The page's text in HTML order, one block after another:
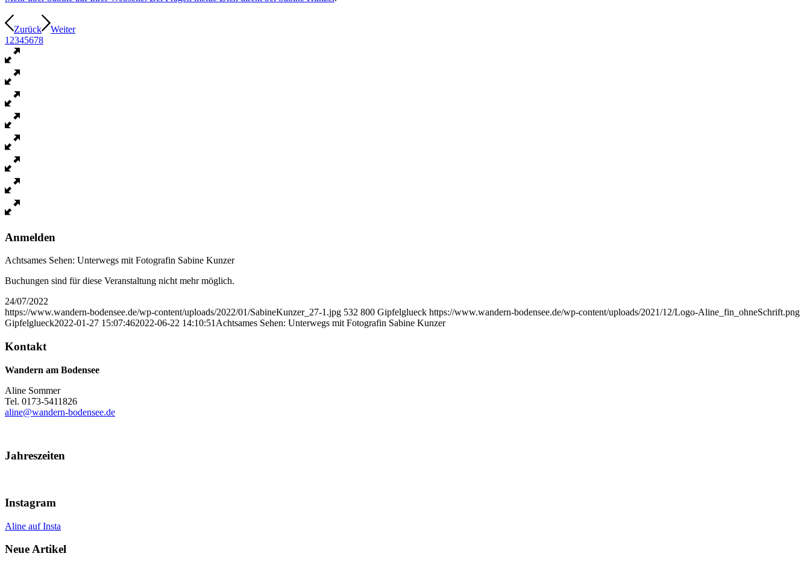
Zurück
Weiter
1 2345678
Anmelden
Achtsames Sehen: Unterwegs mit Fotografin Sabine Kunzer
Buchungen sind für diese Veranstaltung nicht mehr möglich.
24/07/2022
https://www.wandern-bodensee.de/wp-content/uploads/2022/01/SabineKunzer_27-1.jpg 532 800 Gipfelglueck https://www.wandern-bodensee.de/wp-content/uploads/2021/12/Logo-Aline_fin_ohneSchrift.png
Gipfelglueck2022-01-27 15:07:462022-06-22 14:10:51 Achtsames Sehen: Unterwegs mit Fotografin Sabine Kunzer
Kontakt
Wandern am Bodensee
Aline Sommer
Tel. 0173-5411826
aline@wandern-bodensee.de
Jahreszeiten
Instagram
Aline auf Insta
Neue Artikel